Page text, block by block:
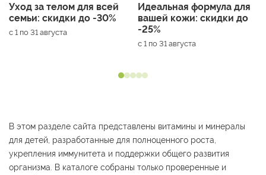
Уход за телом для всей
семьи: скидки до -30%
с 1 по 31 августа
Идеальная формула для
вашей кожи: скидки до
-25%
с 1 по 31 августа
В этом разделе сайта представлены витамины и минералы
для детей, разработанные для полноценного роста,
укрепления иммунитета и поддержки общего развития
организма. В каталоге собраны только проверенные и